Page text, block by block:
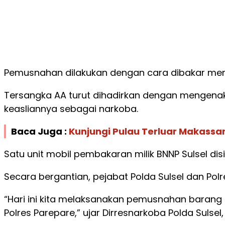
Pemusnahan dilakukan dengan cara dibakar
Tersangka AA turut dihadirkan dengan
keasliannya sebagai narkoba.
Baca Juga : Kunjungi Pulau Terluar
Satu unit mobil pembakaran milik BNNP Sulsel
Secara bergantian, pejabat Polda Sulsel dan
“Hari ini kita melaksanakan pemusnahan
Polres Parepare,” ujar Dirresnarkoba Polda